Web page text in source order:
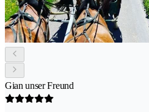
Gian unser Freund